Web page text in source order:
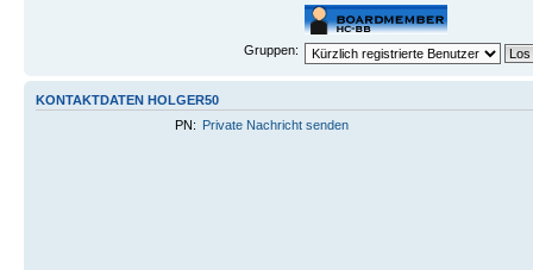
Gruppen:
KONTAKTDATEN HOLGER50
PN: Private Nachricht senden